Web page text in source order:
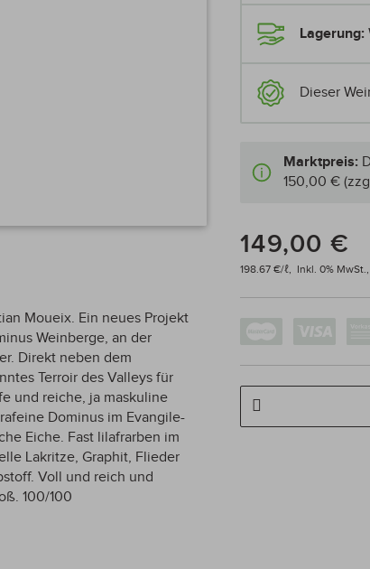
Lagerung:
Dieser
Marktpreis:
150,00 €
149,00 €
Inkl. 0% MwSt.,
198.67 €/ℓ,
Moueix. Ein neues Projekt
Weinberge, an der
Direkt neben dem
Terroir des Valleys für
und reiche, ja maskuline
Dominus im Evangile-
Eiche. Fast lilafrarben im
Lakritze, Graphit, Flieder
Voll und reich und
100/100